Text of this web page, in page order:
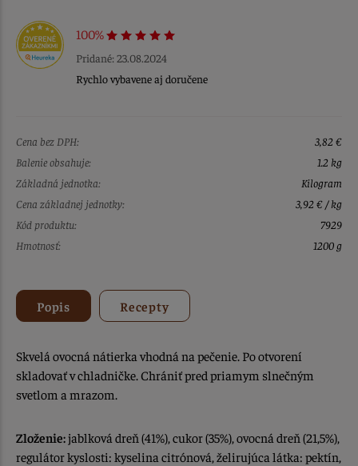
100%
Pridané: 23.08.2024
Rychlo vybavene aj doručene
Cena bez DPH:
3,82 €
Balenie obsahuje:
1.2 kg
Základná jednotka:
Kilogram
Cena základnej jednotky:
3,92 € / kg
Kód produktu:
7929
Hmotnosť:
1200 g
Popis Recepty
Skvelá ovocná nátierka vhodná na pečenie. Po otvorení
skladovať v chladničke. Chrániť pred priamym slnečným
svetlom a mrazom.
Zloženie:jablková dreň (41%), cukor (35%), ovocná dreň (21,5%),
regulátor kyslosti: kyselina citrónová, želirujúca látka: pektín,